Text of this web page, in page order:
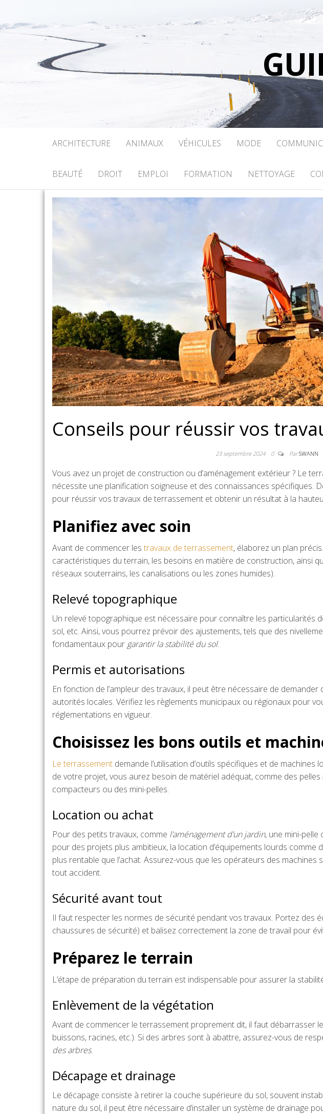
ARCHITECTURE ANIMAUX VÉHICULES MODE
BEAUTÉ DROIT EMPLOI FORMATION NETTOYAGE
Conseils pour réussir vos
23 septembre 2024 0 ParSWANN
Vous avez un projet de construction ou d’aménagement extérieur ? Le
nécessite une planification soigneuse et des connaissances spécifiques.
pour réussir vos travaux de terrassement et obtenir un résultat à la
Planifiez avec soin
Avant de commencer les travaux de terrassement, élaborez un plan
caractéristiques du terrain, les besoins en matière de construction, ainsi
réseaux souterrains, les canalisations ou les zones humides).
Relevé topographique
Un relevé topographique est nécessaire pour connaître les particularités
sol, etc. Ainsi, vous pourrez prévoir des ajustements, tels que des
fondamentaux pour garantir la stabilité du sol.
Permis et autorisations
En fonction de l’ampleur des travaux, il peut être nécessaire de
autorités locales. Vérifiez les règlements municipaux ou régionaux pour
réglementations en vigueur.
Choisissez les bons outils et
Le terrassement demande l’utilisation d’outils spécifiques et de
de votre projet, vous aurez besoin de matériel adéquat, comme des
compacteurs ou des mini-pelles.
Location ou achat
Pour des petits travaux, comme l’aménagement d’un jardin, une mini-pelle
pour des projets plus ambitieux, la location d’équipements lourds
plus rentable que l’achat. Assurez-vous que les opérateurs des
tout accident.
Sécurité avant tout
Il faut respecter les normes de sécurité pendant vos travaux. Portez des
chaussures de sécurité) et balisez correctement la zone de travail pour
Préparez le terrain
L’étape de préparation du terrain est indispensable pour assurer la
Enlèvement de la végétation
Avant de commencer le terrassement proprement dit, il faut débarrasser
buissons, racines, etc.). Si des arbres sont à abattre, assurez-vous de
des arbres.
Décapage et drainage
Le décapage consiste à retirer la couche supérieure du sol, souvent
nature du sol, il peut être nécessaire d’installer un système de drainage